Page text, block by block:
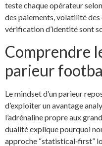
teste chaque opérateur
des paiements, volatilité
vérification d’identité sont
Comprendre
parieur
Le mindset d’un parieur
d’exploiter un avantage
l’adrénaline propre aux
dualité explique pourquoi
approche “statistical‑first”